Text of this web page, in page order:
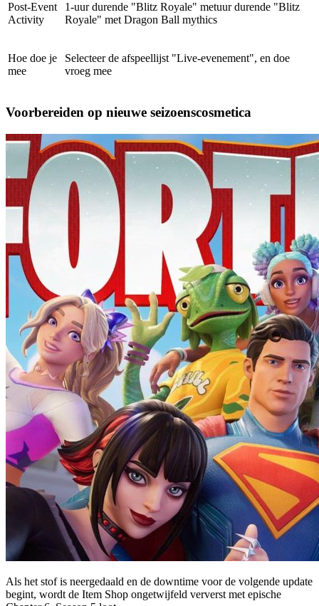
Post-Event
Activity
1-uur durende "Blitz Royale" metuur durende "Blitz
Royale" met Dragon Ball mythics
Hoe doe je
mee
Selecteer de afspeellijst "Live-evenement", en doe
vroeg mee
Voorbereiden op nieuwe seizoenscosmetica
Als het stof is neergedaald en de downtime voor de volgende update
begint, wordt de Item Shop ongetwijfeld ververst met epische